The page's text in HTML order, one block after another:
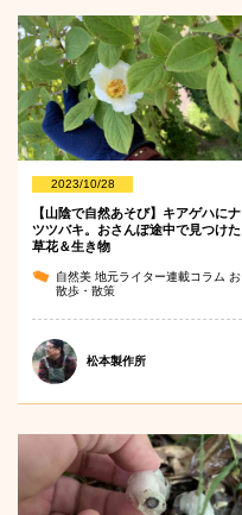
2023/10/28
【山陰で自然あそび】キアゲハにナ
ツツバキ。おさんぽ途中で見つけた
草花＆生き物
自然美 地元ライター連載コラム お
散歩・散策
松本製作所